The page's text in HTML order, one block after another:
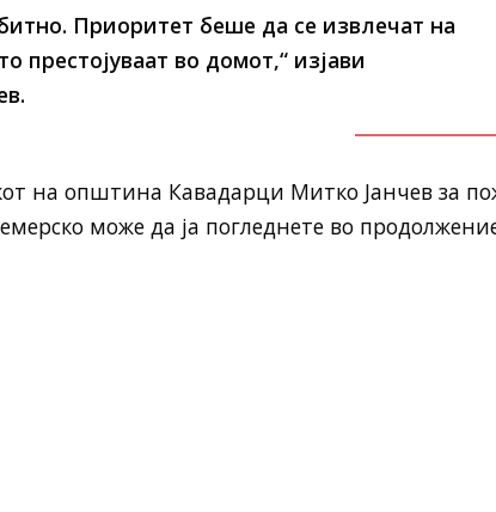
Приоритет беше да се извлечат на
престојуваат во домот,“ изјави
на општина Кавадарци Митко Јанчев за
може да ја погледнете во